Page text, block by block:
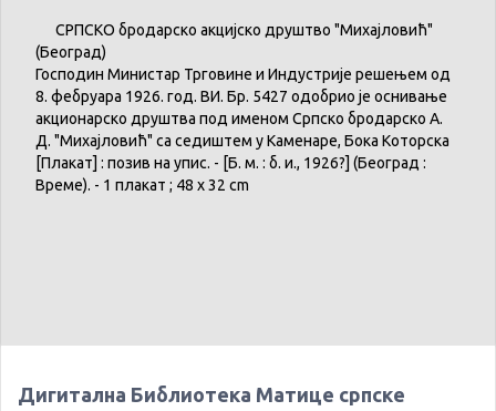
СРПСКО бродарско акцијско друштво "Михајловић"
(Београд)
Господин Министар Трговине и Индустрије решењем од
8. фебруара 1926. год. ВИ. Бр. 5427 одобрио је оснивање
акционарско друштва под именом Српско бродарско А.
Д. "Михајловић" са седиштем уКаменаре, Бока Которска
[Плакат] : позив на упис. - [Б. м. : б. и., 1926?] (Београд :
Време). - 1 плакат ; 48 x 32 cm
Дигитална Библиотека Матице српске